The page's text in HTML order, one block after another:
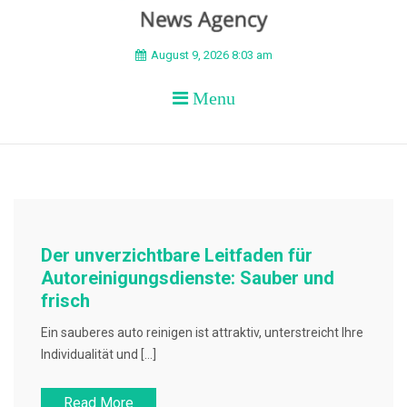
BEYOND APEX
August 9, 2026 8:03 am
Menu
Der unverzichtbare Leitfaden für
Autoreinigungsdienste: Sauber und
frisch
Ein sauberes auto reinigen ist attraktiv, unterstreicht Ihre
Individualität und […]
Read More